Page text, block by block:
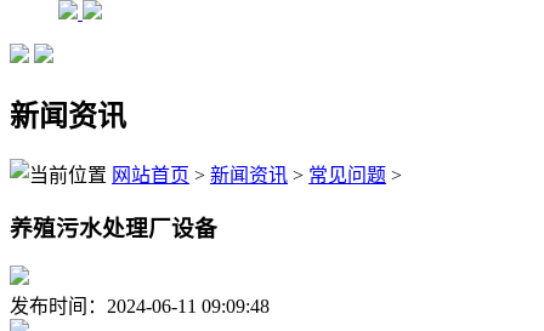
新闻资讯
网站首页 > 新闻资讯 > 常见问题 >
养殖污水处理厂设备
发布时间：2024-06-11 09:09:48